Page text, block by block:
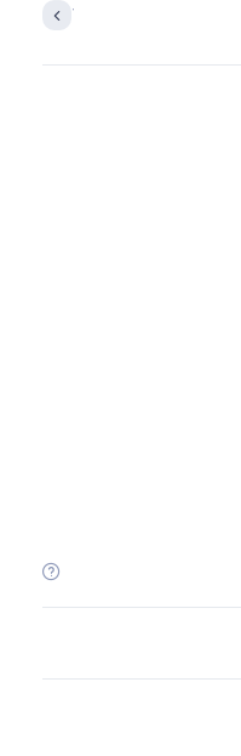
آخرین